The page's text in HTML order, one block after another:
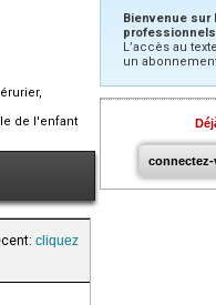
de l'enfant
cliquez
Bienvenue sur
L’accès au
un